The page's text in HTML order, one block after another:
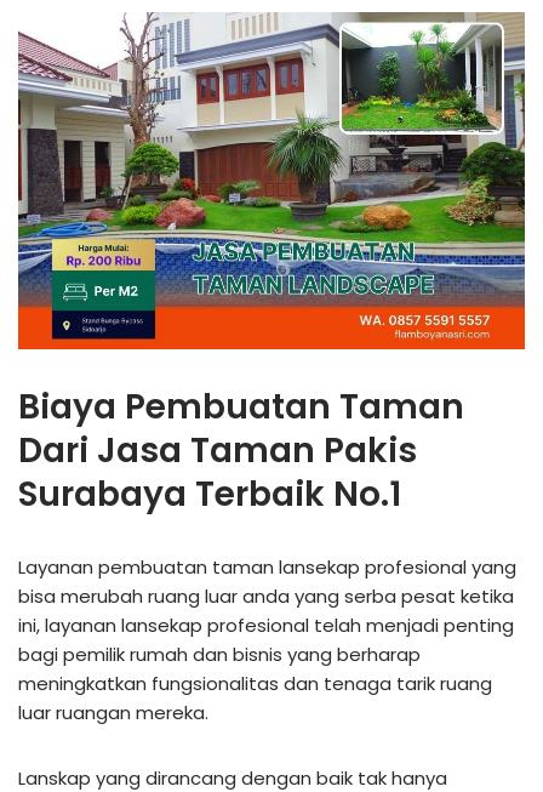
Biaya Pembuatan Taman
Dari Jasa Taman Pakis
Surabaya Terbaik No.1
Layanan pembuatan taman lansekap profesional yang
bisa merubah ruang luar anda yang serba pesat ketika
ini, layanan lansekap profesional telah menjadi penting
bagi pemilik rumah dan bisnis yang berharap
meningkatkan fungsionalitas dan tenaga tarik ruang
luar ruangan mereka.
Lanskap yang dirancang dengan baik tak hanya